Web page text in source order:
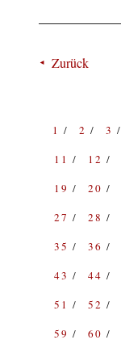
Zurück
1 2 3
11
12
19
20
27
28
35
36
43
44
51
52
59
60